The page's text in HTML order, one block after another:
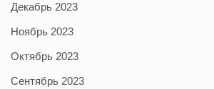
Декабрь 2023
Ноябрь 2023
Октябрь 2023
Сентябрь 2023